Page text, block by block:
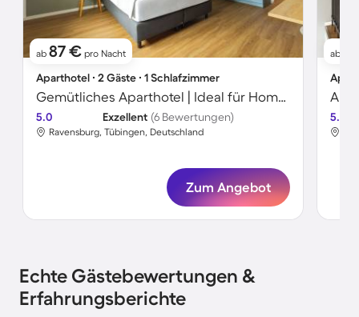
ab 87 € pro Nacht
Aparthotel ∙ 2 Gäste ∙ 1 Schlafzimmer
Gemütliches Aparthotel | Ideal für Homeoffice
5.0 Exzellent (6 Bewertungen)
Ravensburg, Tübingen, Deutschland
Zum Angebot
ab
5.0
Echte Gästebewertungen &
Erfahrungsberichte